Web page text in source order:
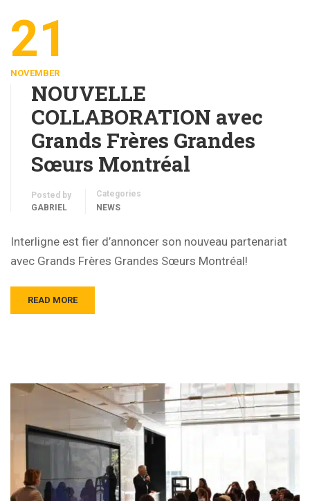
21
NOVEMBER
NOUVELLE
COLLABORATION avec
Grands Frères Grandes
Sœurs Montréal
Posted by
GABRIEL
Categories
NEWS
Interligne est fier d’annoncer son nouveau partenariat
avec Grands Frères Grandes Sœurs Montréal!
READ MORE